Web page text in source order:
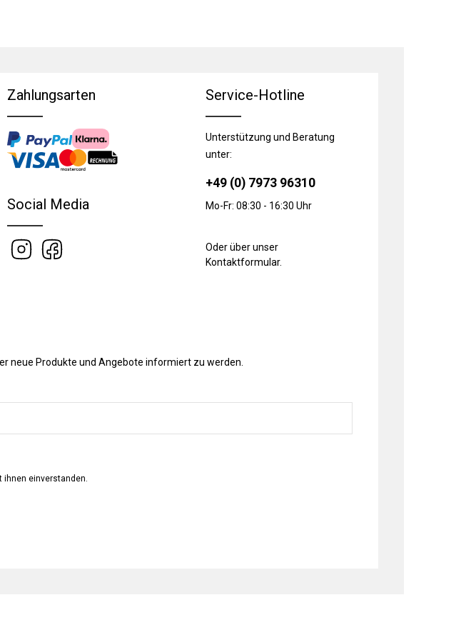
Zahlungsarten
Social Media
Service-Hotline
Unterstützung und Beratung
unter:
+49 (0) 7973 96310
Mo-Fr: 08:30 - 16:30 Uhr
Oder über unser
Kontaktformular.
neue Produkte und Angebote informiert zu werden.
ihnen einverstanden.